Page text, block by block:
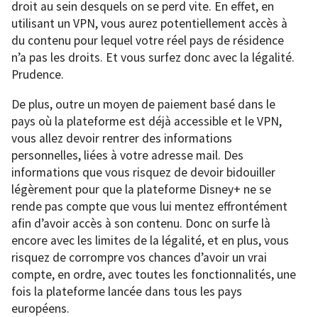
droit au sein desquels on se perd vite. En effet, en
utilisant un VPN, vous aurez potentiellement accès à
du contenu pour lequel votre réel pays de résidence
n’a pas les droits. Et vous surfez donc avec la légalité.
Prudence.
De plus, outre un moyen de paiement basé dans le
pays où la plateforme est déjà accessible et le VPN,
vous allez devoir rentrer des informations
personnelles, liées à votre adresse mail. Des
informations que vous risquez de devoir bidouiller
légèrement pour que la plateforme Disney+ ne se
rende pas compte que vous lui mentez effrontément
afin d’avoir accès à son contenu. Donc on surfe là
encore avec les limites de la légalité, et en plus, vous
risquez de corrompre vos chances d’avoir un vrai
compte, en ordre, avec toutes les fonctionnalités, une
fois la plateforme lancée dans tous les pays
européens.